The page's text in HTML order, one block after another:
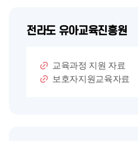
전라도 유아교육진흥원
교육과정 지원 자료
보호자지원교육자료